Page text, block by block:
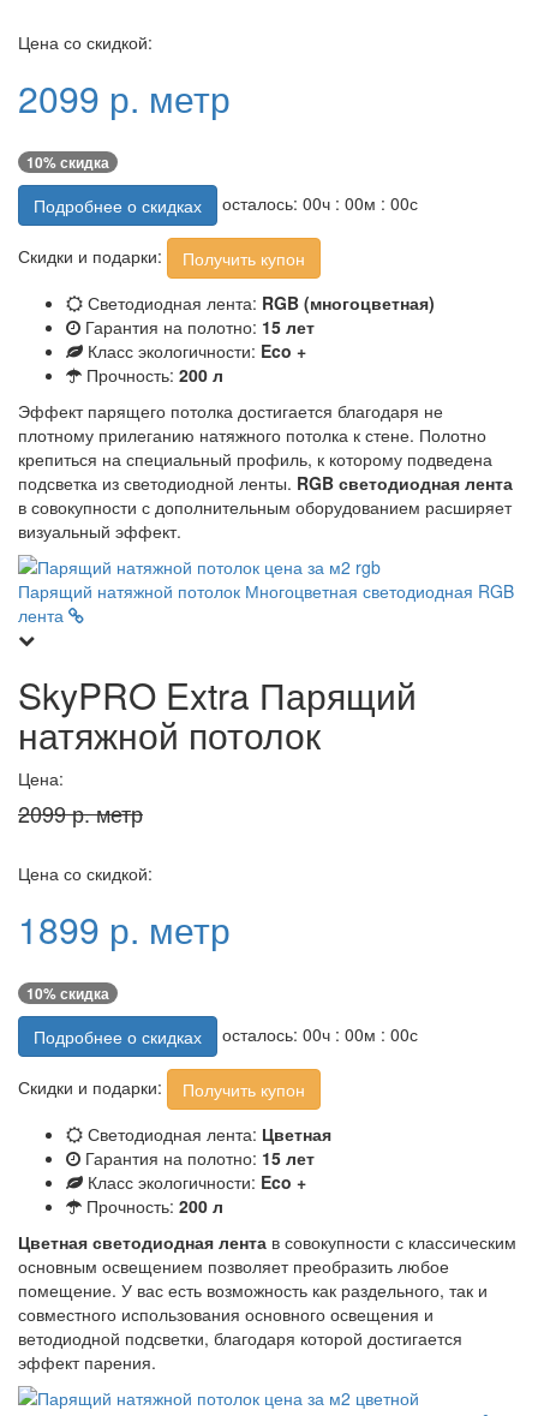
Цена со скидкой:
2099 р. метр
10% скидка
Подробнее о скидках осталось: 00ч : 00м : 00с
Скидки и подарки:
Получить купон
Светодиодная лента: RGB (многоцветная)
Гарантия на полотно: 15 лет
Класс экологичности: Eco +
Прочность: 200 л
Эффект парящего потолка достигается благодаря не
плотному прилеганию натяжного потолка к стене. Полотно
крепиться на специальный профиль, к которому подведена
подсветка из светодиодной ленты. RGB светодиодная лента
в совокупности с дополнительным оборудованием расширяет
визуальный эффект.
Парящий натяжной потолок Многоцветная светодиодная RGB
лента
SkyPRO Extra Парящий
натяжной потолок
Цена:
2099 р. метр
Цена со скидкой:
1899 р. метр
10% скидка
Подробнее о скидках осталось: 00ч : 00м : 00с
Скидки и подарки:
Получить купон
Светодиодная лента: Цветная
Гарантия на полотно: 15 лет
Класс экологичности: Eco +
Прочность: 200 л
Цветная светодиодная лента в совокупности с классическим
основным освещением позволяет преобразить любое
помещение. У вас есть возможность как раздельного, так и
совместного использования основного освещения и
ветодиодной подсветки, благодаря которой достигается
эффект парения.